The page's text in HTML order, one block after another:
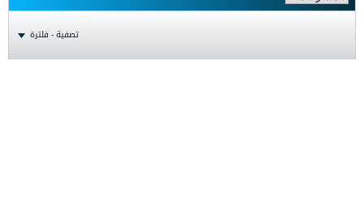
تصفية - فلترة